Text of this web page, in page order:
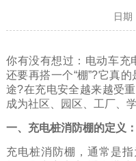
日期
你有没有想过：电动车充
还要再搭一个“棚”?它真
途?在充电安全越来越受
成为社区、园区、工厂、
一、充电桩消防棚的定义
充电桩消防棚，通常是